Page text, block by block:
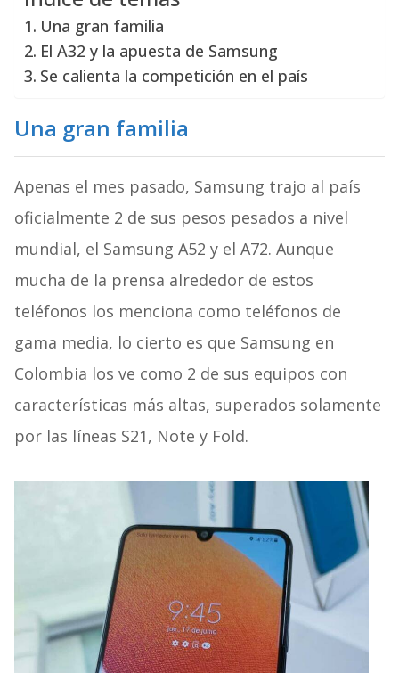
Una gran familia
El A32 y la apuesta de Samsung
Se calienta la competición en el país
Una gran familia
Apenas el mes pasado, Samsung trajo al país
oficialmente 2 de sus pesos pesados a nivel
mundial, el Samsung A52 y el A72. Aunque
mucha de la prensa alrededor de estos
teléfonos los menciona como teléfonos de
gama media, lo cierto es que Samsung en
Colombia los ve como 2 de sus equipos con
características más altas, superados solamente
por las líneas S21, Note y Fold.